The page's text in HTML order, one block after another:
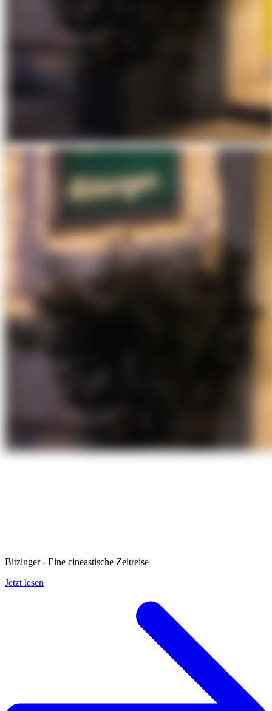
Bitzinger - Eine cineastische Zeitreise
Jetzt lesen